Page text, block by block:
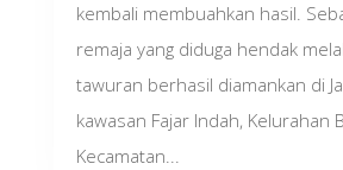
kembali membuahkan hasil.
remaja yang diduga hendak
tawuran berhasil diamankan di
kawasan Fajar Indah, Kelurahan
Kecamatan...